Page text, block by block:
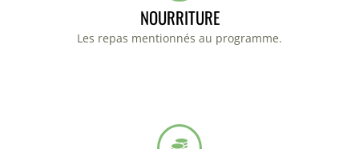
NOURRITURE
Les repas mentionnés au programme.